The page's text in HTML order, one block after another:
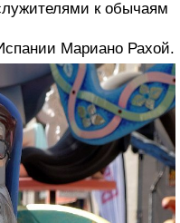
к обычаям
Мариано Рахой.